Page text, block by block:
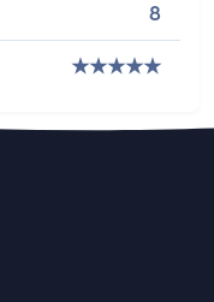
8
★★★★★